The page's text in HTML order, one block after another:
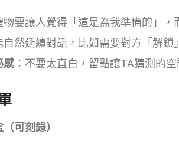
物要讓人覺得「這是為我準備的」，
自然延續對話，比如需要對方「解鎖
感：不要太直白，留點讓TA猜測的空
可刻錄）